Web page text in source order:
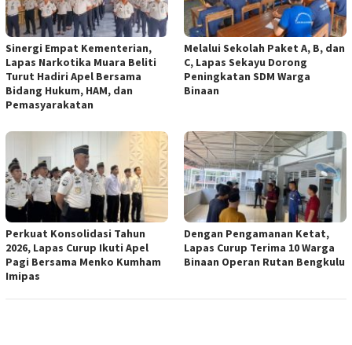
Sinergi Empat Kementerian,
Lapas Narkotika Muara Beliti
Turut Hadiri Apel Bersama
Bidang Hukum, HAM, dan
Pemasyarakatan
Melalui Sekolah Paket A, B, dan
C, Lapas Sekayu Dorong
Peningkatan SDM Warga
Binaan
Perkuat Konsolidasi Tahun
2026, Lapas Curup Ikuti Apel
Pagi Bersama Menko Kumham
Imipas
Dengan Pengamanan Ketat,
Lapas Curup Terima 10 Warga
Binaan Operan Rutan Bengkulu